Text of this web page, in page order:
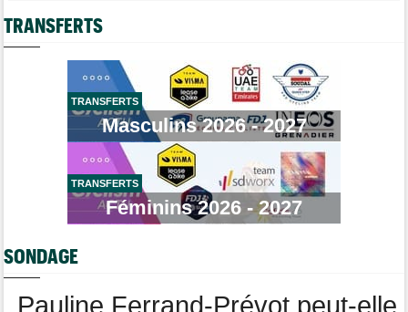
Tour de France Femmes
Tour d'Espagne
Le parcours de la 20e étape modifié à cause d'éboulements
08/08
Quels seront les prochains défis de Tadej Pogacar ?
Tour de France Femmes
Demi Vollering gagne la 8e étape et prend le maillot jaune
Casque ABUS
TRANSFERTS
TRANSFERTS
Masculins 2026 - 2027
TRANSFERTS
Féminins 2026 - 2027
SONDAGE
Pauline Ferrand-Prévot peut-elle